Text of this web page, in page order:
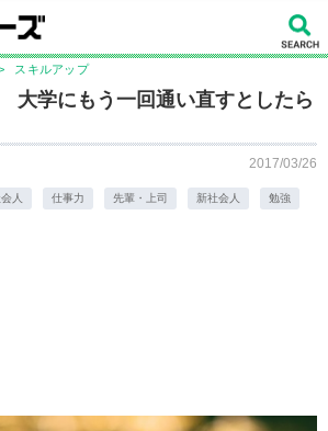
スキルアップ
大学にもう一回通い直すとしたら
2017/03/26
人 仕事力 先輩・上司 新社会人 勉強